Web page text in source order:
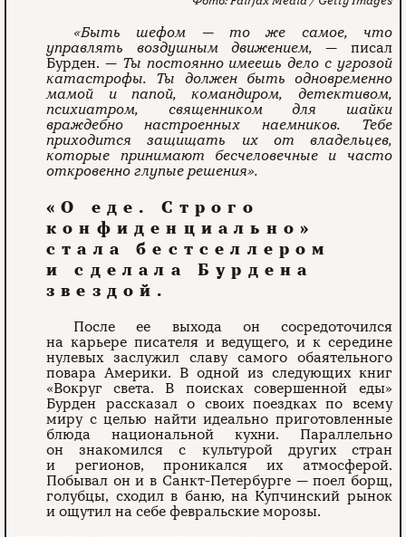
«Быть шефом — то же самое, что
управлять воздушным движением, — писал
Бурден. — Ты постоянно имеешь дело с угрозой
катастрофы. Ты должен быть одновременно
мамой и папой, командиром, детективом,
психиатром, священником для шайки
враждебно настроенных наемников. Тебе
приходится защищать их от владельцев,
которые принимают бесчеловечные и часто
откровенно глупые решения».
«О еде. Строго
конфиденциально»
стала бестселлером
и сделала Бурдена
звездой.
После ее выхода он сосредоточился
на карьере писателя и ведущего, и к середине
нулевых заслужил славу самого обаятельного
повара Америки. В одной из следующих книг
«Вокруг света. В поисках совершенной еды»
Бурден рассказал о своих поездках по всему
миру с целью найти идеально приготовленные
блюда национальной кухни. Параллельно
он знакомился с культурой других стран
и регионов, проникался их атмосферой.
Побывал он и в Санкт-Петербурге — поел борщ,
голубцы, сходил в баню, на Купчинский рынок
и ощутил на себе февральские морозы.